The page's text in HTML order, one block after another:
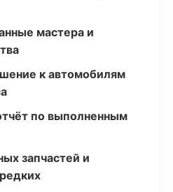
мастера и
к автомобилям
по выполненным
запчастей и